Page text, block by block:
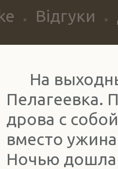
» Відгуки »
На
Пелагеевка.
дрова с
вместо
Ночью дошла